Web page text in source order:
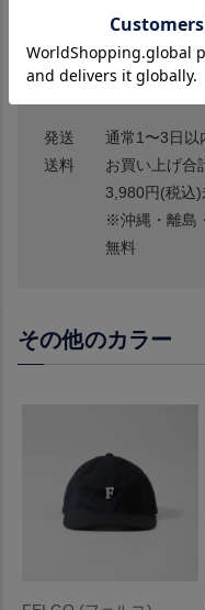
商品の個体差などによ
発送
通常1〜3日以
送料
お買い上げ合
3,980円(税込
※沖縄・離島
無料
その他のカラー